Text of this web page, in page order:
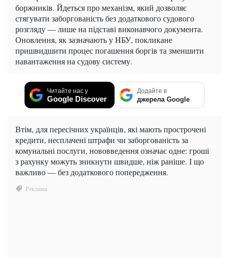
боржників. Йдеться про механізм, який дозволяє
стягувати заборгованість без додаткового судового
розгляду — лише на підставі виконавчого документа.
Оновлення, як зазначають у НБУ, покликане
пришвидшити процес погашення боргів та зменшити
навантаження на судову систему.
Читайте нас у
Google Discover
Додайте в
джерела Google
Втім, для пересічних українців, які мають прострочені
кредити, несплачені штрафи чи заборгованість за
комунальні послуги, нововведення означає одне: гроші
з рахунку можуть зникнути швидше, ніж раніше. І що
важливо — без додаткового попередження.